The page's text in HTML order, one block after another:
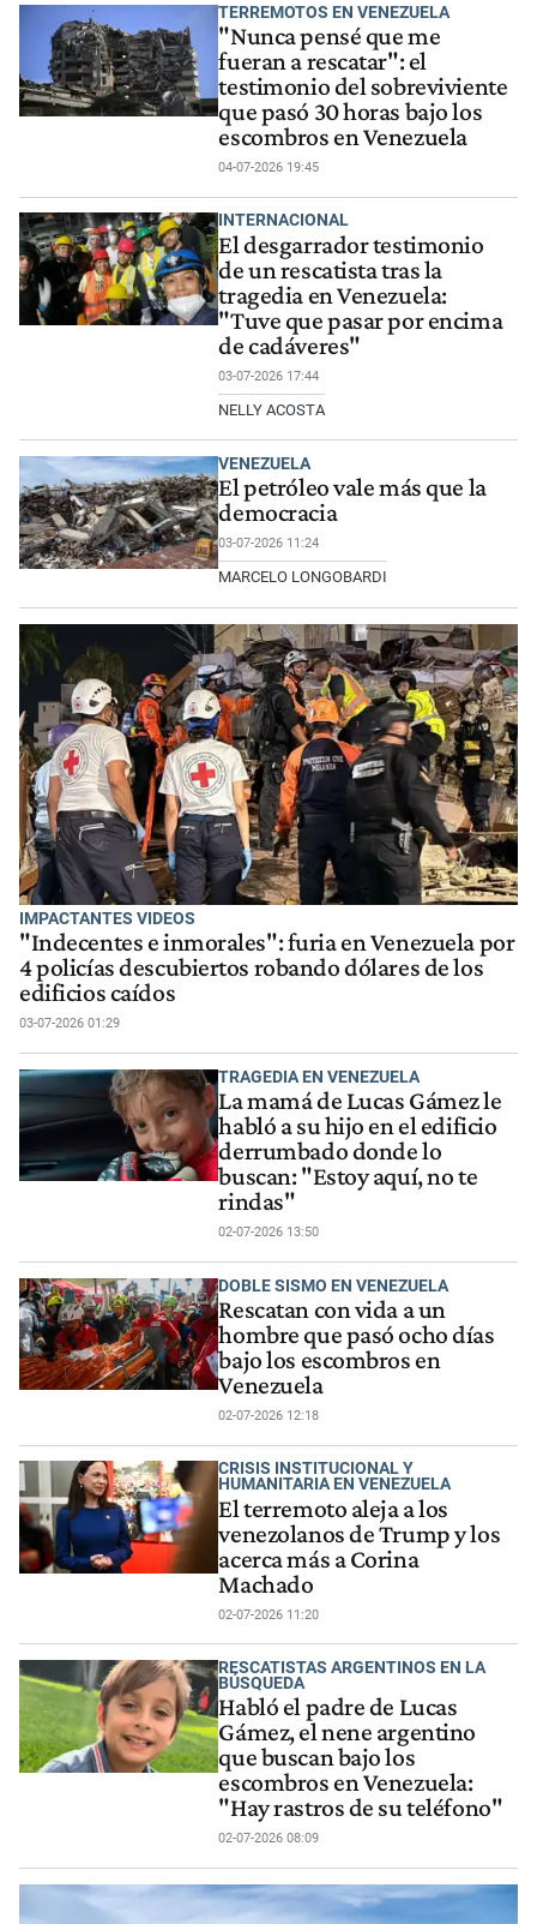
TERREMOTOS EN VENEZUELA
"Nunca pensé que me
fueran a rescatar": el
testimonio del sobreviviente
que pasó 30 horas bajo los
escombros en Venezuela
04-07-2026 19:45
INTERNACIONAL
El desgarrador testimonio
de un rescatista tras la
tragedia en Venezuela:
"Tuve que pasar por encima
de cadáveres"
03-07-2026 17:44
NELLY ACOSTA
VENEZUELA
El petróleo vale más que la
democracia
03-07-2026 11:24
MARCELO LONGOBARDI
IMPACTANTES VIDEOS
"Indecentes e inmorales": furia en Venezuela por
4 policías descubiertos robando dólares de los
edificios caídos
03-07-2026 01:29
TRAGEDIA EN VENEZUELA
La mamá de Lucas Gámez le
habló a su hijo en el edificio
derrumbado donde lo
buscan: "Estoy aquí, no te
rindas"
02-07-2026 13:50
DOBLE SISMO EN VENEZUELA
Rescatan con vida a un
hombre que pasó ocho días
bajo los escombros en
Venezuela
02-07-2026 12:18
CRISIS INSTITUCIONAL Y
HUMANITARIA EN VENEZUELA
El terremoto aleja a los
venezolanos de Trump y los
acerca más a Corina
Machado
02-07-2026 11:20
RESCATISTAS ARGENTINOS EN LA
BÚSQUEDA
Habló el padre de Lucas
Gámez, el nene argentino
que buscan bajo los
escombros en Venezuela:
"Hay rastros de su teléfono"
02-07-2026 08:09